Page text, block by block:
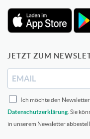
JETZT ZUM
Ich möchte den
Datenschutzerklärung . Sie
in unserem Newsletter